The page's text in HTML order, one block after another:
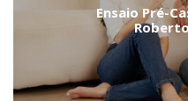
Ensaio Pré-